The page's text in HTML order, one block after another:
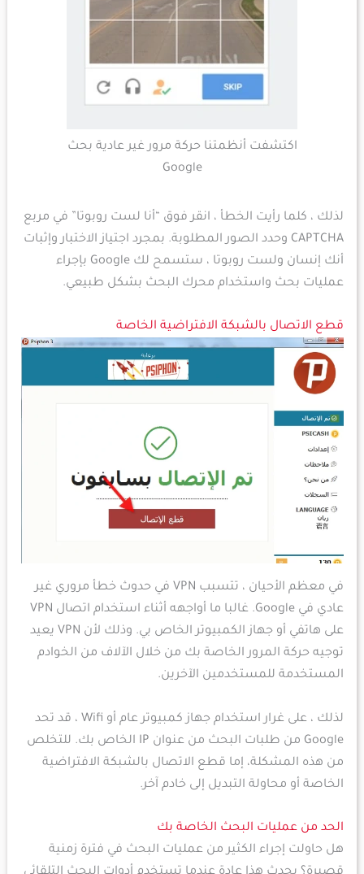
اكتشفت أنظمتنا حركة مرور غير عادية بحث
Google
لذلك ، كلما رأيت الخطأ ، انقر فوق “أنا لست روبوتا” في مربع
CAPTCHA وحدد الصور المطلوبة. بمجرد اجتياز الاختبار وإثبات
أنك إنسان ولست روبوتا ، ستسمح لك Google بإجراء
عمليات بحث واستخدام محرك البحث بشكل طبيعي.
قطع الاتصال بالشبكة الافتراضية الخاصة
في معظم الأحيان ، تتسبب VPN في حدوث خطأ مروري غير
عادي في Google. غالبا ما أواجهه أثناء استخدام اتصال VPN
على هاتفي أو جهاز الكمبيوتر الخاص بي. وذلك لأن VPN يعيد
توجيه حركة المرور الخاصة بك من خلال الآلاف من الخوادم
المستخدمة للمستخدمين الآخرين.
لذلك ، على غرار استخدام جهاز كمبيوتر عام أو Wifi ، قد تحد
Google من طلبات البحث من عنوان IP الخاص بك. للتخلص
من هذه المشكلة، إما قطع الاتصال بالشبكة الافتراضية
الخاصة أو محاولة التبديل إلى خادم آخر.
الحد من عمليات البحث الخاصة بك
هل حاولت إجراء الكثير من عمليات البحث في فترة زمنية